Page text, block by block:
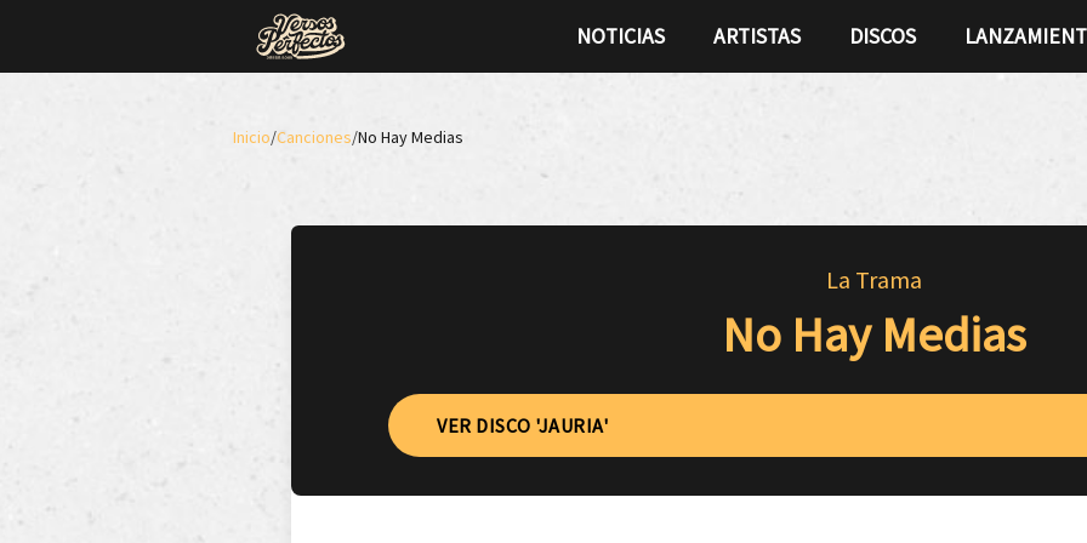
NOTICIAS ARTISTAS DISCOS
Inicio/Canciones/No Hay Medias
La Trama
No Hay Medias
VER DISCO 'JAURIA'